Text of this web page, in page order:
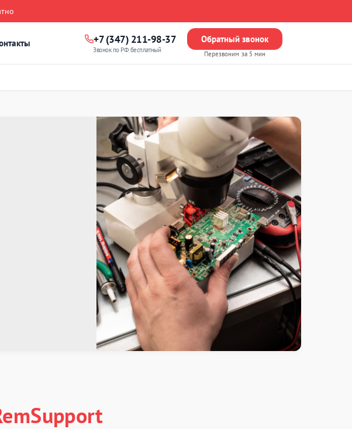
+7 (347) 211-98-37
Звонок по РФ бесплатный
Обратный звонок
Перезвоним за 5 мин